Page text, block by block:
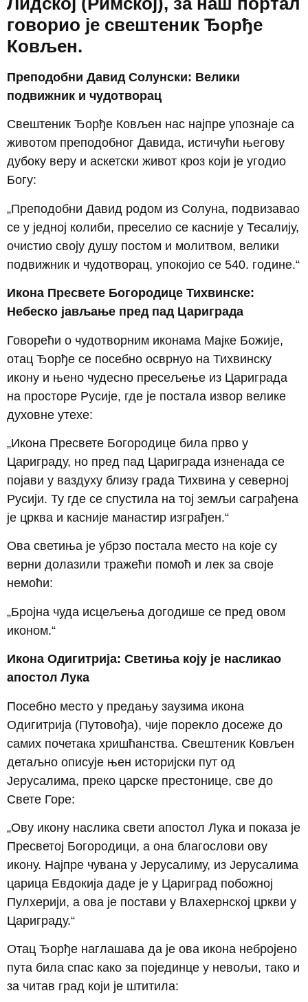
говорио је свештеник Ђорђе
Ковљен.
Преподобни Давид Солунски: Велики
подвижник и чудотворац
Свештеник Ђорђе Ковљен нас најпре упознаје са
животом преподобног Давида, истичући његову
дубоку веру и аскетски живот кроз који је угодио
Богу:
„Преподобни Давид родом из Солуна, подвизавао
се у једној колиби, преселио се касније у Тесалију,
очистио своју душу постом и молитвом, велики
подвижник и чудотворац, упокојио се 540. године.“
Икона Пресвете Богородице Тихвинске:
Небеско јављање пред пад Цариграда
Говорећи о чудотворним иконама Мајке Божије,
отац Ђорђе се посебно осврнуо на Тихвинску
икону и њено чудесно пресељење из Цариграда
на просторе Русије, где је постала извор велике
духовне утехе:
„Икона Пресвете Богородице била прво у
Цариграду, но пред пад Цариграда изненада се
појави у ваздуху близу града Тихвина у северној
Русији. Ту где се спустила на тој земљи саграђена
је црква и касније манастир изграђен.“
Ова светиња је убрзо постала место на које су
верни долазили тражећи помоћ и лек за своје
немоћи:
„Бројна чуда исцељења догодише се пред овом
иконом.“
Икона Одигитрија: Светиња коју је насликао
апостол Лука
Посебно место у предању заузима икона
Одигитрија (Путовођа), чије порекло досеже до
самих почетака хришћанства. Свештеник Ковљен
детаљно описује њен историјски пут од
Јерусалима, преко царске престонице, све до
Свете Горе:
„Ову икону наслика свети апостол Лука и показа је
Пресветој Богородици, а она благослови ову
икону. Најпре чувана у Јерусалиму, из Јерусалима
царица Евдокија даде је у Цариград побожној
Пулхерији, а ова је постави у Влахернској цркви у
Цариграду.“
Отац Ђорђе наглашава да је ова икона небројено
пута била спас како за појединце у невољи, тако и
за читав град који је штитила: